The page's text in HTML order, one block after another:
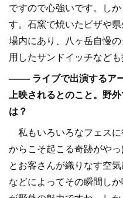
ですので心強いです。し
す。石窯で焼いたピザや
場内にあり、八ヶ岳自慢
用したサンドイッチなど
–––– ライブで出演するア
上映されるとのこと。野
は？
私もいろいろなフェス
からこそ起こる奇跡がや
とお客さんが織りなす空
などによってその瞬間し